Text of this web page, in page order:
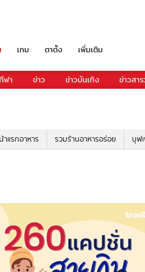
เกม ตาตั้ง เพิ่มเติม
ฬา ข่าว ข่าวบันเทิง ข่าวสา
าแรกอาหาร รวมร้านอาหารอร่อย บุฟ